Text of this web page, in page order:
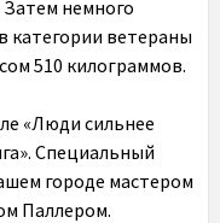
Затем немного
категории ветераны
510 килограммов.
«Люди сильнее
Специальный
городе мастером
Паллером.